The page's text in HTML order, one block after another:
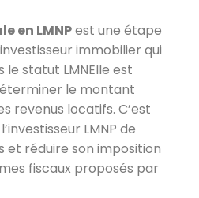
en LMNPest une étape
immobilier qui
le statut LMNElle est
le montant
revenus locatifs. C’est
LMNP de
et réduire son imposition
fiscaux proposés par